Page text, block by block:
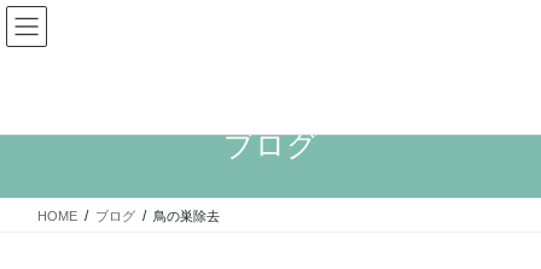
ブログ
HOME ブログ 鳥の巣除去